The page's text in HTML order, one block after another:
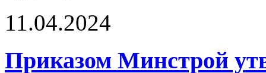
11.04.2024
Приказом Минстрой